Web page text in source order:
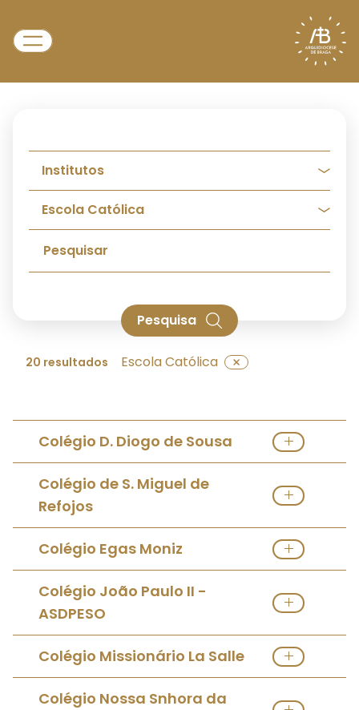
Pesquisa
20 resultados Escola Católica
Colégio D. Diogo de Sousa
Ver Escola Católica
Colégio de S. Miguel de
Refojos
Ver Escola Católica
Colégio Egas Moniz
Ver Escola Católica
Colégio João Paulo II -
ASDPESO
Ver Escola Católica
Colégio Missionário La Salle
Ver Escola Católica
Colégio Nossa Snhora da